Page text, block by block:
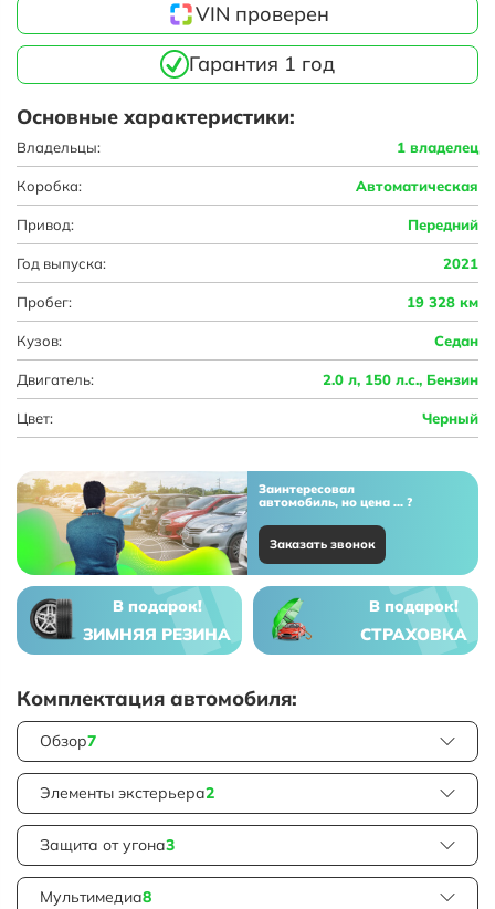
VIN проверен
Гарантия 1 год
Основные характеристики:
Владельцы: 1 владелец
Коробка: Автоматическая
Привод: Передний
Год выпуска: 2021
Пробег: 19 328 км
Кузов: Седан
Двигатель: 2.0 л, 150 л.с., Бензин
Цвет: Черный
Заинтересовал
автомобиль, но цена ... ?
Заказать звонок
В подарок!
ЗИМНЯЯ РЕЗИНА
В подарок!
СТРАХОВКА
Комплектация автомобиля:
Обзор7
Элементы экстерьера2
Защита от угона3
Мультимедиа8